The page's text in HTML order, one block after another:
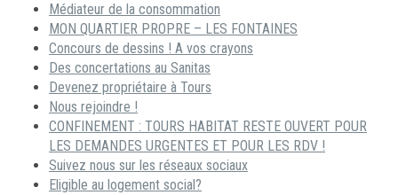
Médiateur de la consommation
MON QUARTIER PROPRE – LES FONTAINES
Concours de dessins ! A vos crayons
Des concertations au Sanitas
Devenez propriétaire à Tours
Nous rejoindre !
CONFINEMENT : TOURS HABITAT RESTE OUVERT POUR
LES DEMANDES URGENTES ET POUR LES RDV !
Suivez nous sur les réseaux sociaux
Eligible au logement social?